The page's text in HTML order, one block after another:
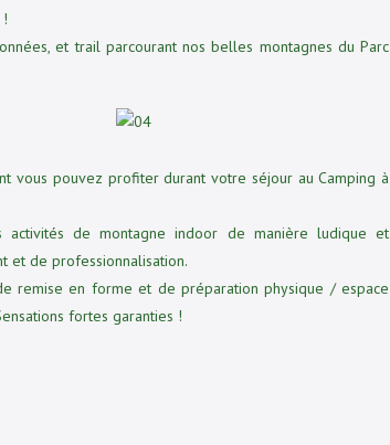
et trail parcourant nos belles montagnes du Parc
vous pouvez profiter durant votre séjour au Camping à
activités de montagne indoor de manière ludique et
et de professionnalisation.
remise en forme et de préparation physique / espace
fortes garanties !